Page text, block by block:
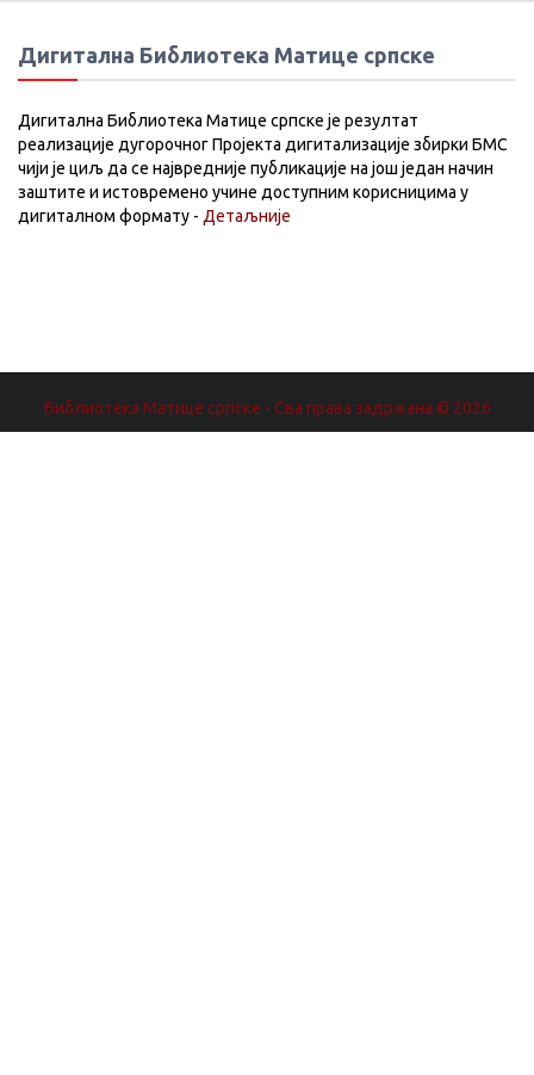
Дигитална Библиотека Матице српске
Дигитална Библиотека Матице српске је резултат
реализације дугорочног Пројекта дигитализације збирки БМС
чији је циљ да се највредније публикације на још један начин
заштите и истовремено учине доступним корисницима у
дигиталном формату - Детаљније
Библиотека Матице српске - Сва права задржана.© 2026